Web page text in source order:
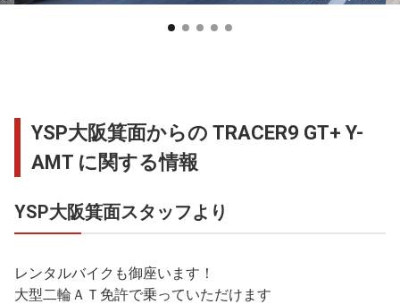
YSP大阪箕面からの TRACER9 GT+ Y-
AMT に関する情報
YSP大阪箕面スタッフより
レンタルバイクも御座います！
大型二輪ＡＴ免許で乗っていただけます